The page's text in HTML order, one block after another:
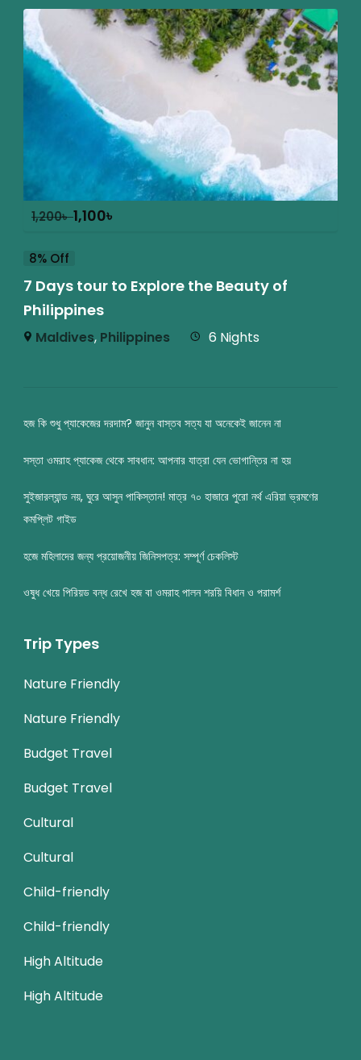
1,200৳1,100৳
8% Off
7 Days tour to Explore the Beauty of
Philippines
Maldives, Philippines 6 Nights
হজ কি শুধু প্যাকেজের দরদাম? জানুন বাস্তব সত্য যা অনেকেই জানেন না
সস্তা ওমরাহ প্যাকেজ থেকে সাবধান: আপনার যাত্রা যেন ভোগান্তির না হয়
সুইজারল্যান্ড নয়, ঘুরে আসুন পাকিস্তান! মাত্র ৭০ হাজারে পুরো নর্থ এরিয়া ভ্রমণের
কমপ্লিট গাইড
হজে মহিলাদের জন্য প্রয়োজনীয় জিনিসপত্র: সম্পূর্ণ চেকলিস্ট
ওষুধ খেয়ে পিরিয়ড বন্ধ রেখে হজ বা ওমরাহ পালন শরয়ি বিধান ও পরামর্শ
Trip Types
Nature Friendly
Nature Friendly
Budget Travel
Budget Travel
Cultural
Cultural
Child-friendly
Child-friendly
High Altitude
High Altitude